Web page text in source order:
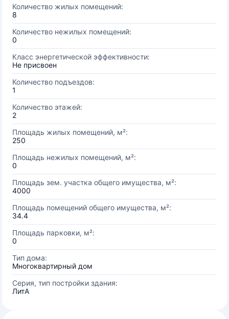
Количество жилых помещений:
8
Количество нежилых помещений:
0
Класс энергетической эффективности:
Не присвоен
Количество подъездов:
1
Количество этажей:
2
Площадь жилых помещений, м²:
250
Площадь нежилых помещений, м²:
0
Площадь зем. участка общего имущества, м²:
4000
Площадь помещений общего имущества, м²:
34.4
Площадь парковки, м²:
0
Тип дома:
Многоквартирный дом
Серия, тип постройки здания:
ЛитА